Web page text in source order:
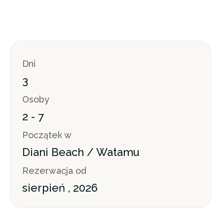
Dni
3
Osoby
2 - 7
Początek w
Diani Beach / Watamu
Rezerwacja od
sierpień , 2026